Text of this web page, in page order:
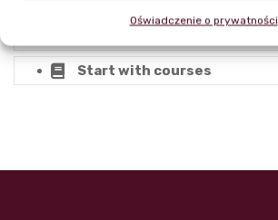
Oświadczenie o prywatności
Start with courses